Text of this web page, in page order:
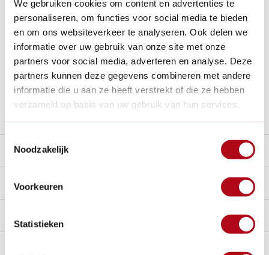
We gebruiken cookies om content en advertenties te
personaliseren, om functies voor social media te bieden
en om ons websiteverkeer te analyseren. Ook delen we
informatie over uw gebruik van onze site met onze
partners voor social media, adverteren en analyse. Deze
partners kunnen deze gegevens combineren met andere
informatie die u aan ze heeft verstrekt of die ze hebben
verzameld op basis van uw gebruik van hun services.
Toestemmingsselectie
Noodzakelijk
Voorkeuren
Statistieken
Betaal achteraf met Riverty.
Groot transport:De verzendkosten zijn €14,95 in
Nederland en €35,- in België.
14dagen bedenktijd
Al28 jaarde tuinspecialist voor tuinliefhebbers
Nieuw:Haal je bestelling in Wilnis bij ons op!
Stel een vraag over dit product
Beschrijving
Reviews